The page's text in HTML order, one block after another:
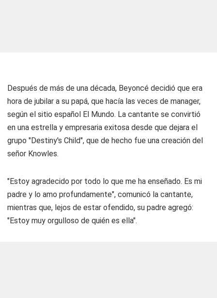
Después de más de una década, Beyoncé decidió que era
hora de jubilar a su papá, que hacía las veces de manager,
según el sitio español El Mundo. La cantante se convirtió
en una estrella y empresaria exitosa desde que dejara el
grupo "Destiny's Child", que de hecho fue una creación del
señor Knowles.
"Estoy agradecido por todo lo que me ha enseñado. Es mi
padre y lo amo profundamente", comunicó la cantante,
mientras que, lejos de estar ofendido, su padre agregó:
"Estoy muy orgulloso de quién es ella".